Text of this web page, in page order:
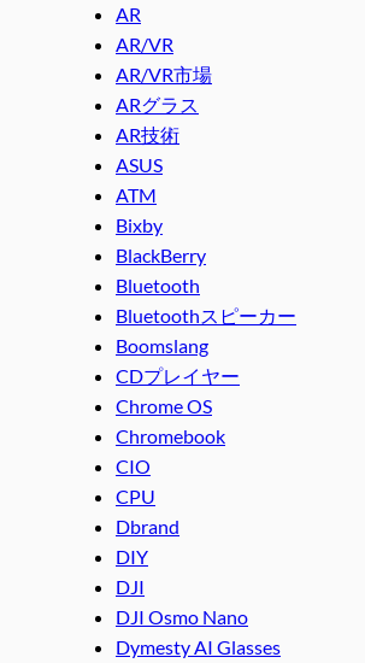
AR
AR/VR
AR/VR市場
ARグラス
AR技術
ASUS
ATM
Bixby
BlackBerry
Bluetooth
Bluetoothスピーカー
Boomslang
CDプレイヤー
Chrome OS
Chromebook
CIO
CPU
Dbrand
DIY
DJI
DJI Osmo Nano
Dymesty AI Glasses